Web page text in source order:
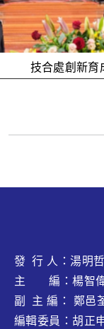
技合處創新育
發 行 人：湯明哲
主 編：楊智
副 主 編： 鄭邑
編輯委員：胡正